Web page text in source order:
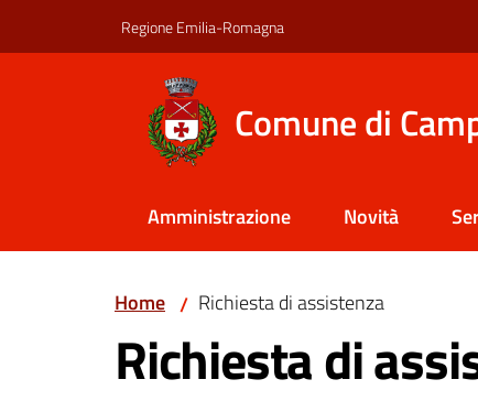
Regione Emilia-Romagna
Comune di
Amministrazione Novità
Home / Richiesta di assistenza
Richiesta di